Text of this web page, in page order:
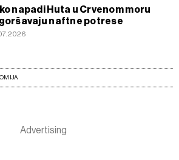
napadi Huta u Crvenom moru
naftne potrese